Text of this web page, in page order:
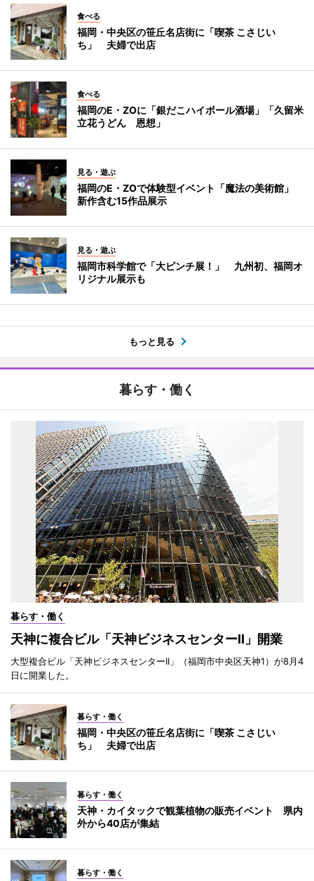
食べる
福岡・中央区の笹丘名店街に「喫茶 こさじい
ち」 夫婦で出店
食べる
福岡のE・ZOに「銀だこハイボール酒場」「久留米
立花うどん 恩想」
見る・遊ぶ
福岡のE・ZOで体験型イベント「魔法の美術館」
新作含む15作品展示
見る・遊ぶ
福岡市科学館で「大ピンチ展！」 九州初、福岡オ
リジナル展示も
もっと見る
暮らす・働く
暮らす・働く
天神に複合ビル「天神ビジネスセンターII」開業
大型複合ビル「天神ビジネスセンターII」（福岡市中央区天神1）が8月4
日に開業した。
暮らす・働く
福岡・中央区の笹丘名店街に「喫茶 こさじい
ち」 夫婦で出店
暮らす・働く
天神・カイタックで観葉植物の販売イベント 県内
外から40店が集結
暮らす・働く